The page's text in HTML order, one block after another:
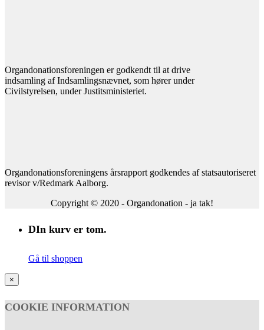
Organdonationsforeningen er godkendt til at drive
indsamling af Indsamlingsnævnet, som hører under
Civilstyrelsen, under Justitsministeriet.
Organdonationsforeningens årsrapport godkendes af statsautoriseret
revisor v/Redmark Aalborg.
Copyright © 2020 - Organdonation - ja tak!
DIn kurv er tom.
Gå til shoppen
×
COOKIE INFORMATION